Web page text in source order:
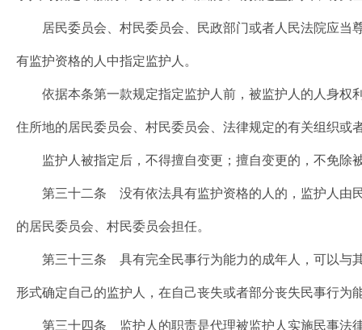
居民委员会、村民委员会、民政部门或者人民法院应当
有监护资格的人中指定监护人。
依据本条第一款规定指定监护人前，被监护人的人身权
住所地的居民委员会、村民委员会、法律规定的有关组织或
监护人被指定后，不得擅自变更；擅自变更的，不免除
第三十二条 没有依法具有监护资格的人的，监护人由民
的居民委员会、村民委员会担任。
第三十三条 具有完全民事行为能力的成年人，可以与其
形式确定自己的监护人，在自己丧失或者部分丧失民事行为
第三十四条 监护人的职责是代理被监护人实施民事法律